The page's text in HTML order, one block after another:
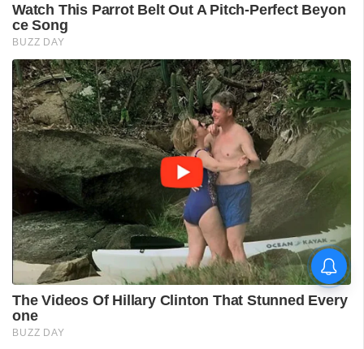
തമിഴ്‌നാട് അനാവശ്യ
പ്രകോപനമുണ്ടാക്കുന്നെന്ന്
ഡീന്‍ കുര്യാക്കോസ്